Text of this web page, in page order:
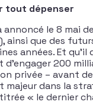
tout dépenser
le 8 mai
ainsi que des
années. Et
200
privée – avant
dans la
« le dernier